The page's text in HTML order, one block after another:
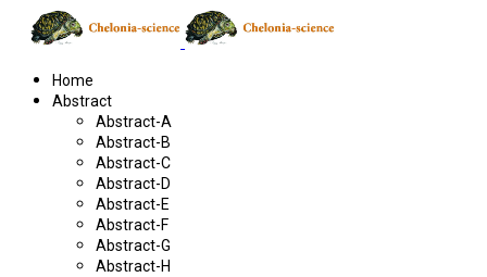
Home
Abstract
Abstract-A
Abstract-B
Abstract-C
Abstract-D
Abstract-E
Abstract-F
Abstract-G
Abstract-H